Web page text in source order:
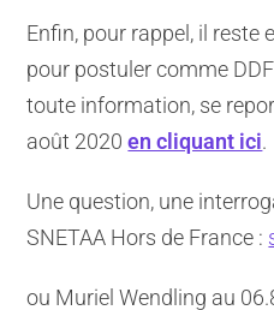
Enfin, pour rappel, il reste
pour postuler comme
toute information, se
août 2020en cliquant ici.
Une question, une
SNETAA Hors de France :
ou Muriel Wendling au